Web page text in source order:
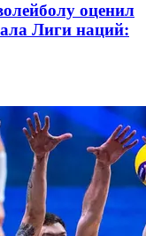
оценил
Лиги наций: